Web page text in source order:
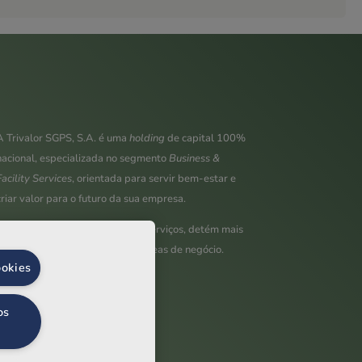
Trivalor SGPS, S.A. é uma holding de capital 100%
especializada no segmento Business &
Services, orientada para servir bem-estar e
valor para o futuro da sua empresa.
Com uma abrangente oferta de serviços, detém mais
10 empresas a operar em 4 áreas de negócio.
trivalor.pt